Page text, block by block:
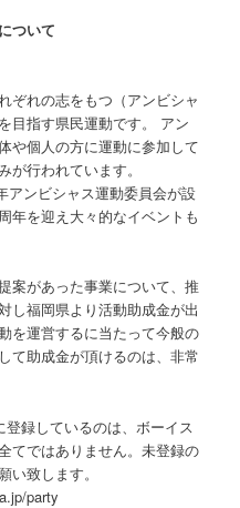
ついて
れの志をもつ（アンビシャ
目指す県民運動です。 アン
や個人の方に運動に参加して
行われています。
アンビシャス運動委員会が設
年を迎え大々的なイベントも
案があった事業について、推
し福岡県より活動助成金が出
を運営するに当たって今般の
て助成金が頂けるのは、非常
録しているのは、ボーイス
てではありません。未登録の
い致します。
party